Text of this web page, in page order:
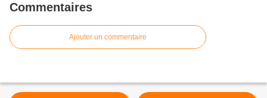
Commentaires
Ajouter un commentaire